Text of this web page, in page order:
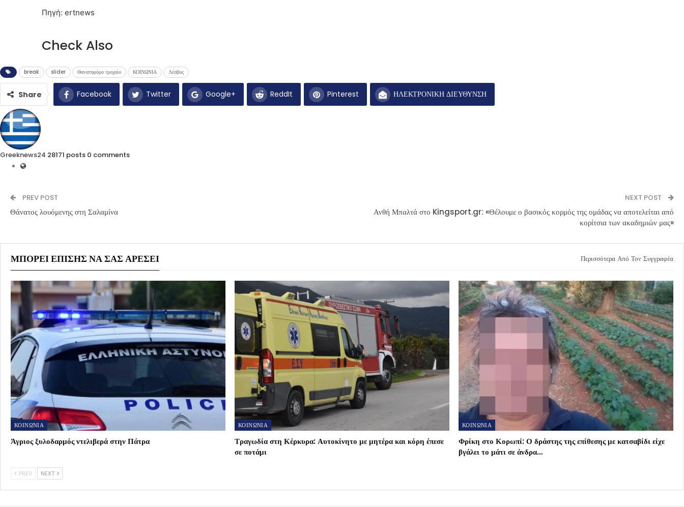
Πηγή: ertnews
Check Also
break slider Θανατηφόρο τροχαίο ΚΟΙΝΩΝΙΑ Λέσβος
Share Facebook Twitter Google+ ReddIt Pinterest ΗΛΕΚΤΡΟΝΙΚΗ ΔΙΕΥΘΥΝΣΗ
Greeknews24 28171 posts 0 comments
PREV POST
Θάνατος λουόμενης στη Σαλαμίνα
NEXT POST
Ανθή Μπαλτά στο Kingsport.gr: «Θέλουμε ο βασικός κορμός της ομάδας να αποτελείται από
κορίτσια των ακαδημιών μας»
ΜΠΟΡΕΊ ΕΠΊΣΗΣ ΝΑ ΣΑΣ ΑΡΈΣΕΙ Περισσότερα Από Τον Συγγραφέα
ΚΟΙΝΩΝΙΑ
Άγριος ξυλοδαρμός ντελιβερά στην Πάτρα
ΚΟΙΝΩΝΙΑ
Τραγωδία στη Κέρκυρα: Αυτοκίνητο με μητέρα και κόρη έπεσε
σε ποτάμι
ΚΟΙΝΩΝΙΑ
Φρίκη στο Κορωπί: Ο δράστης της επίθεσης με κατσαβίδι είχε
βγάλει το μάτι σε άνδρα…
PREV NEXT